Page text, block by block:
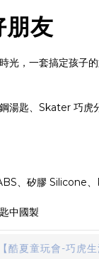
朋友
光，一套搞定孩子
湯匙、Skater 巧虎
、矽膠 Silicone、
中國製
【酷夏童玩會-巧虎